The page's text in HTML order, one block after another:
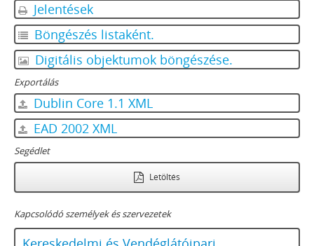
Jelentések
Böngészés listaként.
Digitális objektumok böngészése.
Exportálás
Dublin Core 1.1 XML
EAD 2002 XML
Segédlet
Letöltés
Kapcsolódó személyek és szervezetek